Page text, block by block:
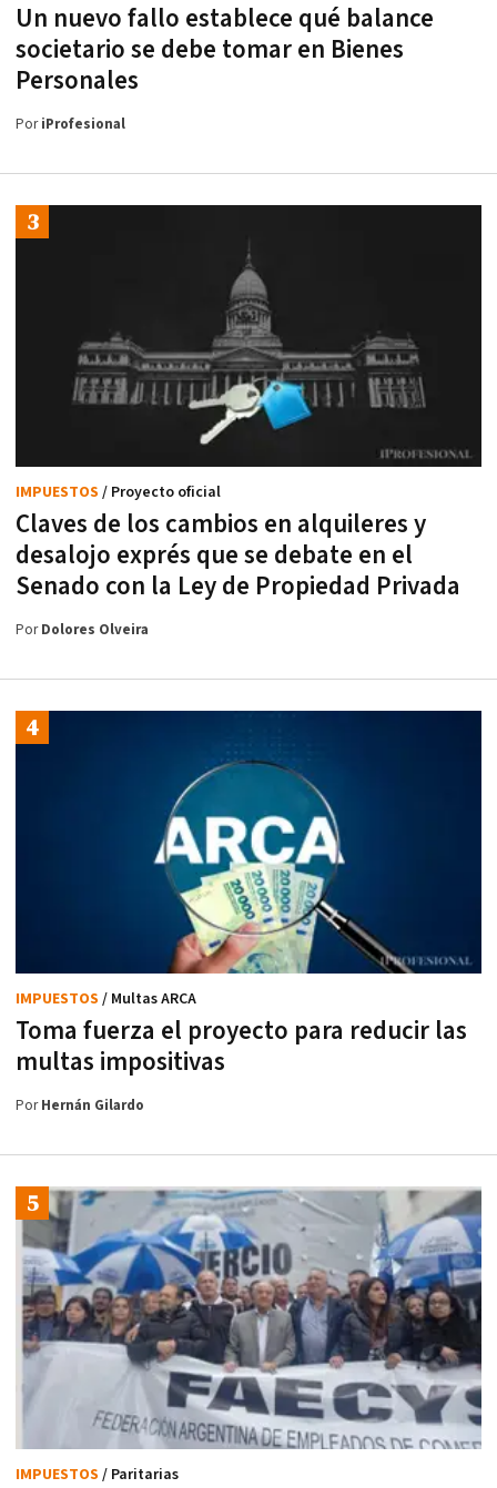
Un nuevo fallo establece qué balance
societario se debe tomar en Bienes
Personales
PoriProfesional
Claves de los cambios en alquileres y
desalojo exprés que se debate en el
Senado con la Ley de Propiedad Privada
IMPUESTOS / Proyecto oficial
PorDolores Olveira
Toma fuerza el proyecto para reducir las
multas impositivas
IMPUESTOS / Multas ARCA
PorHernán Gilardo
IMPUESTOS / Paritarias